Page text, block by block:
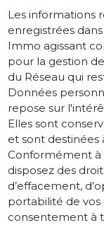
Les informations
enregistrées
Immo agissant
pour la gestion
du Réseau qui
Données
repose sur
Elles sont
et sont destinées
Conformément à
disposez des
d’effacement,
portabilité de vos
consentement à